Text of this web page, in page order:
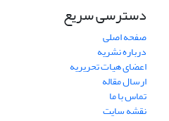
دسترسی سریع
صفحه اصلی
درباره نشریه
اعضای هیات تحریریه
ارسال مقاله
تماس با ما
نقشه سایت